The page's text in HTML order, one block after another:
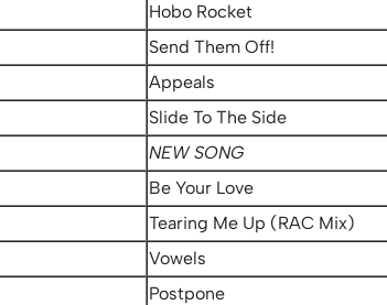
Hobo Rocket
Send Them Off!
Appeals
Slide To The Side
NEW SONG
Be Your Love
Tearing Me Up (RAC Mix)
Vowels
Postpone